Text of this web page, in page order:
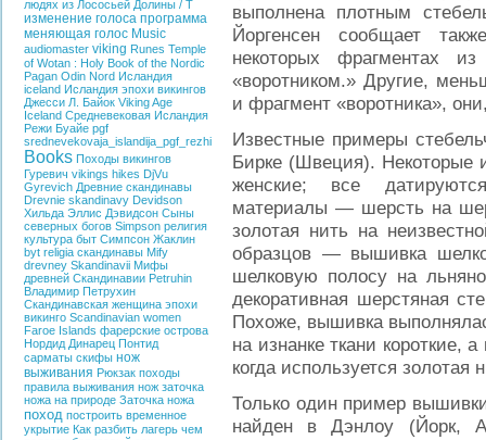
людях из Лососьей Долины / T
изменение голоса программа
меняющая голос Music
audiomaster viking Runes Temple
of Wotan : Holy Book of the Nordic
Pagan Odin Nord Исландия
iceland Исландия эпохи викингов
Джесси Л. Байок Viking Age
Iceland Средневековая Исландия
Режи Буайе pgf
srednevekovaja_islandija_pgf_rezhi
Books Походы викингов
Гуревич vikings hikes DjVu
Gyrevich Древние скандинавы
Drevnie skandinavy Devidson
Хильда Эллис Дэвидсон Сыны
северных богов Simpson религия
культура быт Симпсон Жаклин
byt religia скандинавы Mify
drevney Skandinavii Мифы
древней Скандинавии Petruhin
Владимир Петрухин
Скандинавская женщина эпохи
викинго Scandinavian women
Faroe Islands фарерские острова
Нордид Динарец Понтид
сарматы скифы нож
выживания Рюкзак походы
правила выживания нож заточка
ножа на природе Заточка ножа
поход построить временное
укрытие Как разбить лагерь чем
выполнена плотным
Йоргенсен сообщает
некоторых фрагментах
«воротником.» Другие,
и фрагмент «воротника»,
Известные примеры
Бирке (Швеция).
женские; все
материалы — шерсть на
золотая нить на
образцов — вышивка
шелковую полосу на
декоративная шерстяная
Похоже, вышивка
на изнанке ткани короткие,
когда используется золотая
Только один пример
найден в Дэнлоу (Йорк,